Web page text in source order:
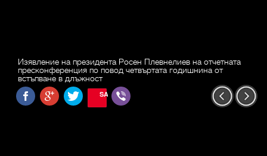
Изявление на президента Росен Плевнелиев на отчетната
пресконференция по повод четвъртата годишнина от
встъпване в длъжност
SAVE